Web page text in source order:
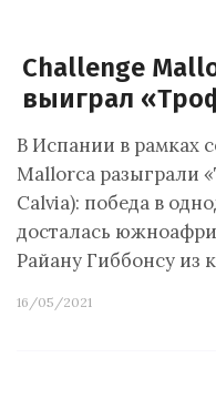
Challenge
выиграл
В Испании в рамках
Mallorca разыграли
Calvia): победа в
досталась
Райану Гиббонсу из
16/05/2021